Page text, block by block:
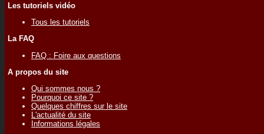
Les tutoriels vidéo
Tous les tutoriels
La FAQ
FAQ : Foire aux questions
A propos du site
Qui sommes nous ?
Pourquoi ce site ?
Quelques chiffres sur le site
L'actualité du site
Informations légales